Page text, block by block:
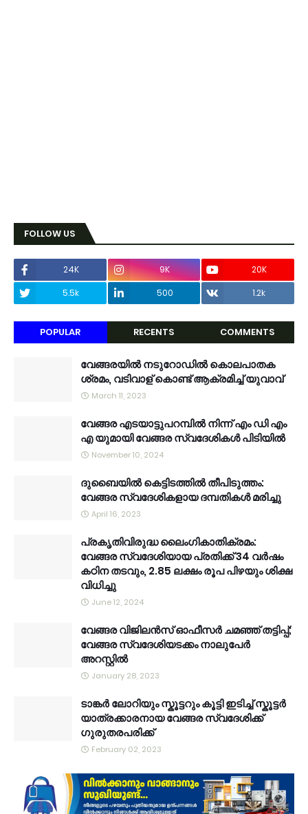
FOLLOW US
24K 9K
20K
5.5k
500 1.2k
POPULAR RECENTS COMMENTS
വേങ്ങരയിൽ നടുറോഡിൽ കൊലപാതക
ശ്രമം, വടിവാള് കൊണ്ട് ആക്രമിച്ച് യുവാവ്
March 11, 2023
വേങ്ങര എടയാട്ടുപറമ്പിൽ നിന്ന് എം ഡി എം
എ യുമായി വേങ്ങര സ്വദേശികൾ പിടിയിൽ
November 10, 2024
ദുബൈയിൽ കെട്ടിടത്തിൽ തീപിടുത്തം:
വേങ്ങര സ്വദേശികളായ ദമ്പതികൾ മരിച്ചു
April 16, 2023
പ്രകൃതിവിരുദ്ധ ലൈംഗികാതിക്രമം:
വേങ്ങര സ്വദേശിയായ പ്രതിക്ക് 34 വര്‍ഷം
കഠിന തടവും, 2.85 ലക്ഷം രൂപ പിഴയും ശിക്ഷ
വിധിച്ചു
June 12, 2024
വേങ്ങര വിജിലൻസ് ഓഫീസർ ചമഞ്ഞ് തട്ടിപ്പ്;
വേങ്ങര സ്വദേശിയടക്കം നാലുപേർ
അറസ്റ്റിൽ
January 28, 2023
ടാങ്കർ ലോറിയും സ്കൂട്ടറും കൂട്ടി ഇടിച്ച് സ്കൂട്ടർ
യാത്രക്കാരനായ വേങ്ങര സ്വദേശിക്ക്
ഗുരുതരപരിക്ക്
February 02, 2023